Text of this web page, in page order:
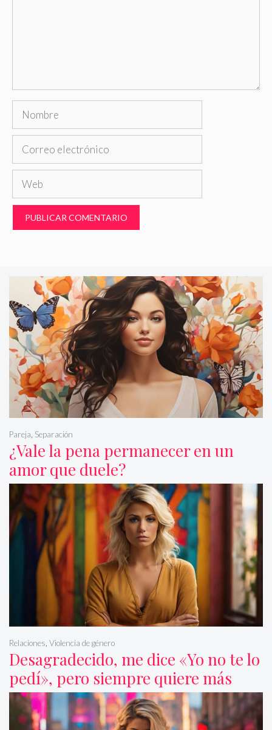
Nombre
Correo
Web
¿Vale la pena permanecer en un
amor que duele?
Pareja Separación
Desagradecido, me dice «Yo no te lo
pedí», pero siempre quiere más
Relaciones Violencia de género